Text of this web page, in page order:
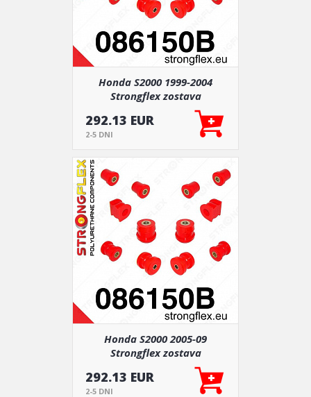
Honda S2000 1999-2004
Strongflex zostava
silentblokov len pre prednú
nápravu 12 ks
292.13 EUR
2-5 DNI
Honda S2000 2005-09
Strongflex zostava
silentblokov len pre prednú
nápravu 12 ks
292.13 EUR
2-5 DNI